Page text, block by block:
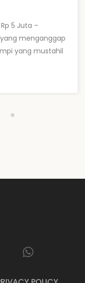
5 Juta –
menganggap
yang mustahil
yang